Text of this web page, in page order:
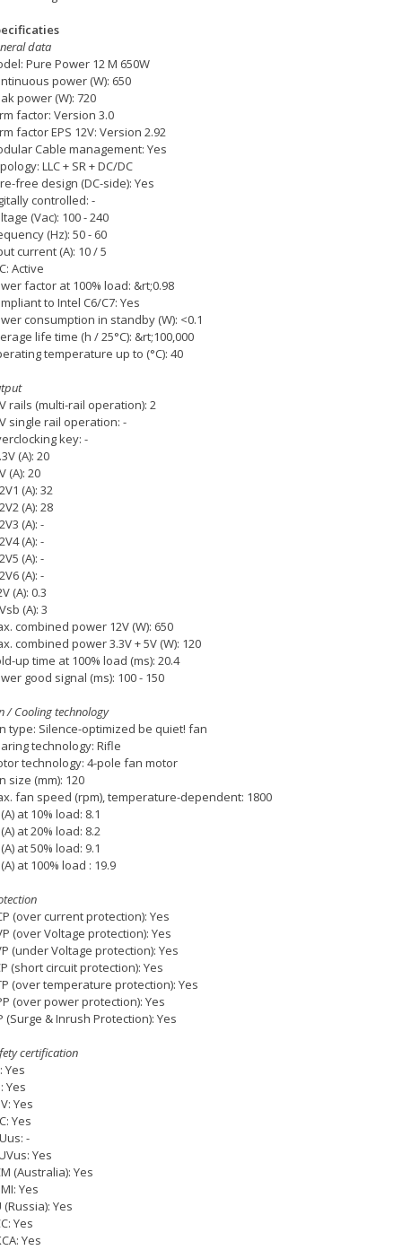
data
Pure Power 12 M 650W
power (W): 650
power (W): 720
factor: Version 3.0
factor EPS 12V: Version 2.92
Cable management: Yes
LLC + SR + DC/DC
free design (DC-side): Yes
controlled: -
(Vac): 100 - 240
(Hz): 50 - 60
current (A): 10 / 5
Active
factor at 100% load: &rt;0.98
to Intel C6/C7: Yes
consumption in standby (W): <0.1
life time (h / 25°C): &rt;100,000
temperature up to (°C): 40
rails (multi-rail operation): 2
single rail operation: -
key: -
(A): 20
(A): 20
(A): 32
(A): 28
(A): -
(A): -
(A): -
(A): -
(A): 0.3
(A): 3
combined power 12V (W): 650
combined power 3.3V + 5V (W): 120
up time at 100% load (ms): 20.4
good signal (ms): 100 - 150
/ Cooling technology
type: Silence-optimized be quiet! fan
technology: Rifle
technology: 4-pole fan motor
size (mm): 120
fan speed (rpm), temperature-dependent: 1800
at 10% load: 8.1
at 20% load: 8.2
at 50% load: 9.1
at 100% load : 19.9
(over current protection): Yes
(over Voltage protection): Yes
(under Voltage protection): Yes
(short circuit protection): Yes
(over temperature protection): Yes
(over power protection): Yes
(Surge & Inrush Protection): Yes
certification
Yes
Yes
Yes
Yes
-
Yes
(Australia): Yes
Yes
(Russia): Yes
Yes
Yes